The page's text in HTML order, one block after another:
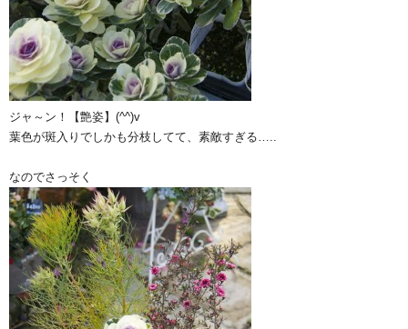
ジャ～ン！【艶姿】(^^)v
葉色が斑入りでしかも分枝してて、素敵すぎる…..
なのでさっそく